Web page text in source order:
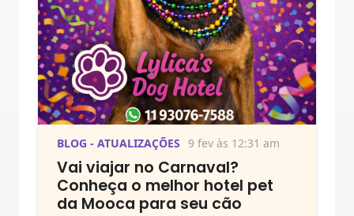
BLOG - ATUALIZAÇÕES 9 fev às 12:31 am
Vai viajar no Carnaval?
Conheça o melhor hotel pet
da Mooca para seu cão